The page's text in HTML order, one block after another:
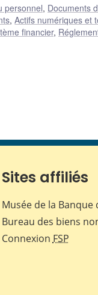
personnel, Documents
,Actifs numériques et
financier,
Sites affiliés
Musée de la Banque
Bureau des biens
Connexion FSP